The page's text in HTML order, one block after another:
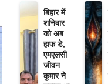
बिहार में
शनिवार
को अब
हाफ डे,
एमएलसी
जीवन
कुमार ने